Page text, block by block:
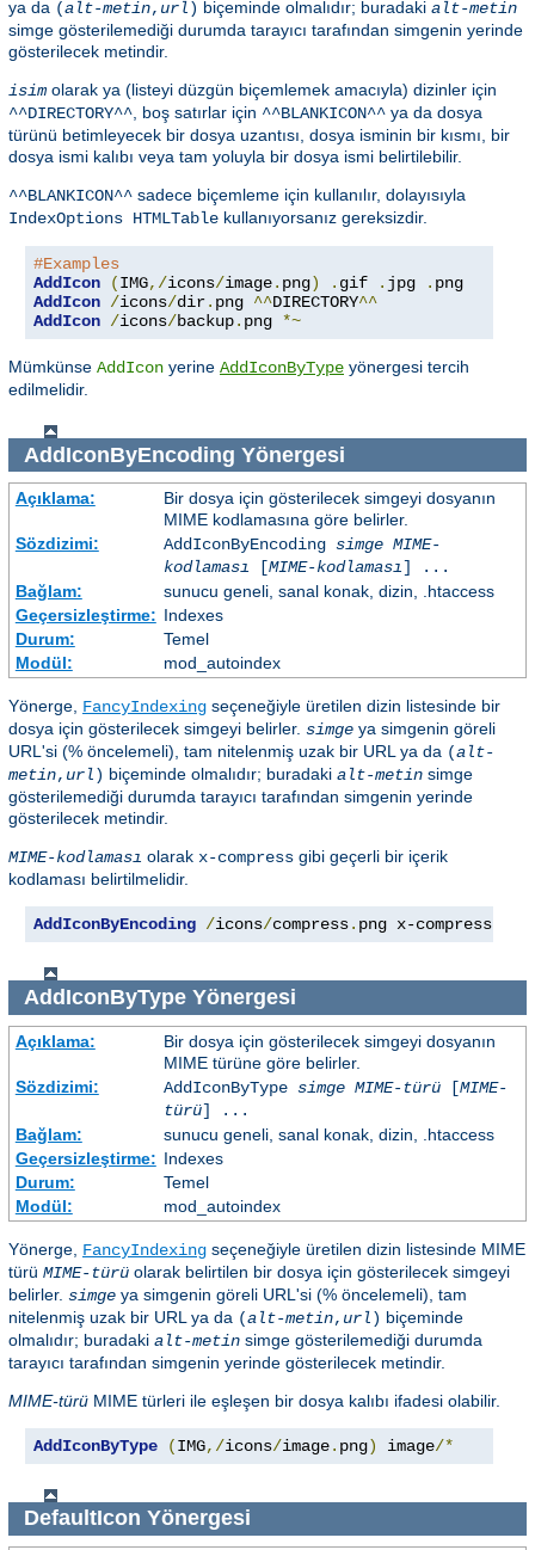
ya da (alt-metin, url) biçeminde olmalıdır; buradaki alt-metin
simge gösterilemediği durumda tarayıcı tarafından simgenin yerinde
gösterilecek metindir.
isim olarak ya (listeyi düzgün biçemlemek amacıyla) dizinler için
^^DIRECTORY^^, boş satırlar için ^^BLANKICON^^ ya da dosya
türünü betimleyecek bir dosya uzantısı, dosya isminin bir kısmı, bir
dosya ismi kalıbı veya tam yoluyla bir dosya ismi belirtilebilir.
^^BLANKICON^^ sadece biçemleme için kullanılır, dolayısıyla
IndexOptions HTMLTable kullanıyorsanız gereksizdir.
#Examples
AddIcon
(IMG,/icons/image. png) . gif . jpg .
AddIcon /icons/dir. png ^^DIRECTORY^^
AddIcon /icons/backup. png *~
Mümkünse AddIcon yerine AddIconByType yönergesi tercih
edilmelidir.
AddIconByEncoding Yönergesi
Açıklama:
Bir dosya için gösterilecek simgeyi dosyanın
MIME kodlamasına göre belirler.
Sözdizimi:
AddIconByEncoding simge MIME-
kodlaması [MIME-kodlaması] ...
Bağlam:
sunucu geneli, sanal konak, dizin, .htaccess
Geçersizleştirme: Indexes
Durum:
Temel
Modül:
mod_autoindex
Yönerge, FancyIndexing seçeneğiyle üretilen dizin listesinde bir
dosya için gösterilecek simgeyi belirler. simge ya simgenin göreli
URL'si (% öncelemeli), tam nitelenmiş uzak bir URL ya da (alt-
metin, url) biçeminde olmalıdır; buradaki alt-metin simge
gösterilemediği durumda tarayıcı tarafından simgenin yerinde
gösterilecek metindir.
MIME-kodlaması olarak x-compress gibi geçerli bir içerik
kodlaması belirtilmelidir.
AddIconByEncoding /icons/compress. png x-compress
AddIconByTypeYönergesi
Açıklama:
Bir dosya için gösterilecek simgeyi dosyanın
MIME türüne göre belirler.
Sözdizimi:
AddIconByType simge MIME-türü[MIME-
türü] ...
Bağlam:
sunucu geneli, sanal konak, dizin, .htaccess
Geçersizleştirme: Indexes
Durum:
Temel
Modül:
mod_autoindex
Yönerge, FancyIndexing seçeneğiyle üretilen dizin listesinde MIME
türü MIME-türü olarak belirtilen bir dosya için gösterilecek simgeyi
belirler. simge ya simgenin göreli URL'si (% öncelemeli), tam
nitelenmiş uzak bir URL ya da (alt-metin, url) biçeminde
olmalıdır; buradaki alt-metin simge gösterilemediği durumda
tarayıcı tarafından simgenin yerinde gösterilecek metindir.
MIME-türü MIME türleri ile eşleşen bir dosya kalıbı ifadesi olabilir.
AddIconByType (IMG,/icons/image. png) image/*
DefaultIcon Yönergesi